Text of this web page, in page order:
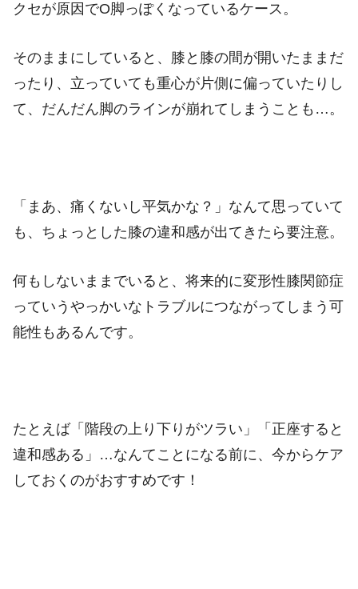
クセが原因でO脚っぽくなっているケース。
そのままにしていると、膝と膝の間が開いたままだ
ったり、立っていても重心が片側に偏っていたりし
て、だんだん脚のラインが崩れてしまうことも…。
「まあ、痛くないし平気かな？」なんて思っていて
も、ちょっとした膝の違和感が出てきたら要注意。
何もしないままでいると、将来的に変形性膝関節症
っていうやっかいなトラブルにつながってしまう可
能性もあるんです。
たとえば「階段の上り下りがツラい」「正座すると
違和感ある」…なんてことになる前に、今からケア
しておくのがおすすめです！